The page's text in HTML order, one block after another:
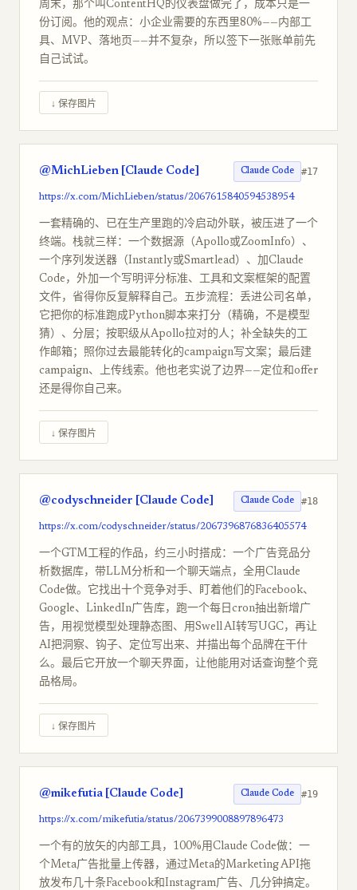
周末，那个叫ContentHQ的仪表盘做完了，成本只是一
份订阅。他的观点：小企业需要的东西里80%——内部工
具、MVP、落地页——并不复杂，所以签下一张账单前先
自己试试。
↓ 保存图片
@MichLieben [Claude Code] Claude Code #17
https://x.com/MichLieben/status/2067615840594538954
一套精确的、已在生产里跑的冷启动外联，被压进了一个
终端。栈就三样：一个数据源（Apollo或ZoomInfo）、
一个序列发送器（Instantly或Smartlead）、加Claude
Code，外加一个写明评分标准、工具和文案框架的配置
文件，省得你反复解释自己。五步流程：丢进公司名单，
它把你的标准跑成Python脚本来打分（精确，不是模型
猜）、分层；按职级从Apollo拉对的人；补全缺失的工
作邮箱；照你过去最能转化的campaign写文案；最后建
campaign、上传线索。他也老实说了边界——定位和offer
还是得你自己来。
↓ 保存图片
@codyschneider [Claude Code] Claude Code #18
https://x.com/codyschneider/status/2067396876836405574
一个GTM工程的作品，约三小时搭成：一个广告竞品分
析数据库，带LLM分析和一个聊天端点，全用Claude
Code做。它找出十个竞争对手、盯着他们的Facebook、
Google、LinkedIn广告库，跑一个每日cron抽出新增广
告，用视觉模型处理静态图、用Swell AI转写UGC，再让
AI把洞察、钩子、定位写出来、并描出每个品牌在干什
么。最后它开放一个聊天界面，让他能用对话查询整个竞
品格局。
↓ 保存图片
@mikefutia [Claude Code] Claude Code #19
https://x.com/mikefutia/status/2067399008897896473
一个有的放矢的内部工具，100%用Claude Code做：一
个Meta广告批量上传器，通过Meta的Marketing API拖
放发布几十条Facebook和Instagram广告、几分钟搞定。